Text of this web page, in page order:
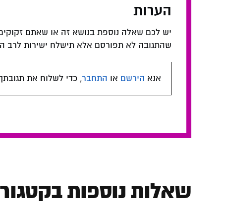
הערות
יש לכם שאלה נוספת בנושא זה או שאתם
שהתגובה לא תפורסם אלא תישלח ישירות לרב
אנא הירשם או התחבר, כדי לשלוח את
שאלות נוספות